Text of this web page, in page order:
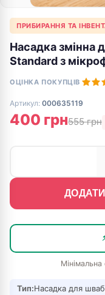
ПРИБИРАННЯ ТА
Насадка змінна
Standard з
ОЦІНКА ПОКУПЦІВ
Артикул: 000635119
400 грн555 грн
Тип:Насадка для